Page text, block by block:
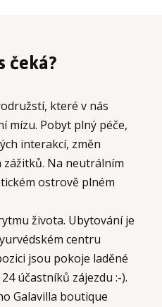
čeká?
které v nás
mízu. Pobyt plný péče,
interakcí, změn
Na neutrálním
ostrově plném
života. Ubytování je
centru
jsou pokoje laděné
účastníků zájezdu :-).
Galavilla boutique